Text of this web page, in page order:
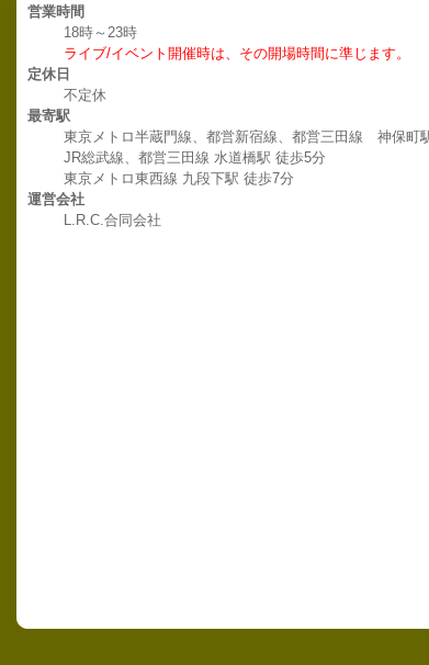
営業時間
18時～23時
ライブ/イベント開催時は、その開場時間に準じます。
定休日
不定休
最寄駅
東京メトロ半蔵門線、都営新宿線、都営三田線 神保町
JR総武線、都営三田線 水道橋駅 徒歩5分
東京メトロ東西線 九段下駅 徒歩7分
運営会社
L.R.C.合同会社